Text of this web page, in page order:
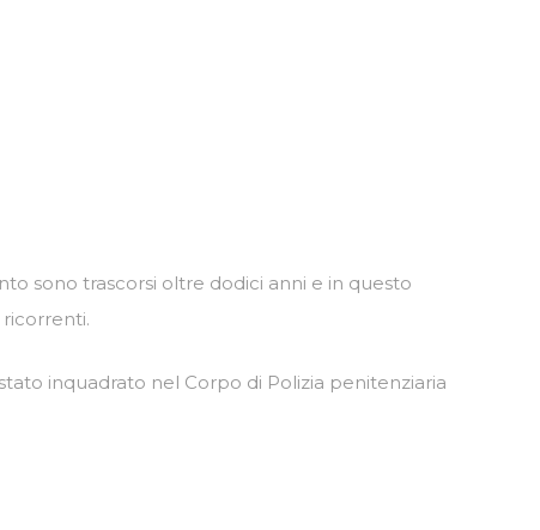
sono trascorsi oltre dodici anni e in questo
inquadrato nel Corpo di Polizia penitenziaria